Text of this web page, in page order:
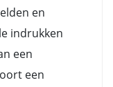
en
indrukken
een
een